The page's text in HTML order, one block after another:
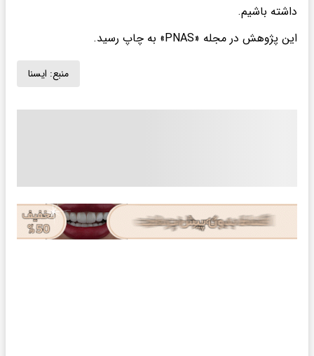
داشته باشیم.
این پژوهش در مجله «PNAS» به چاپ رسید.
منبع: ايسنا